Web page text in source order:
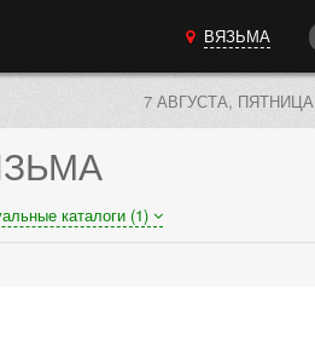
ВЯЗЬМА
7 АВГУСТА, ПЯТНИЦА
каталоги (1)